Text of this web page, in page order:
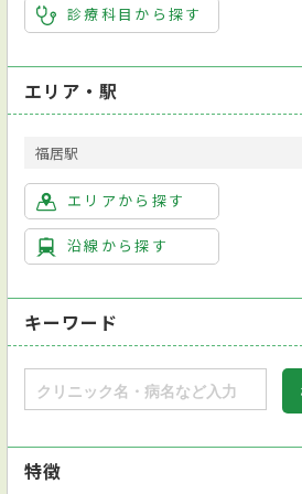
診療科目から探す
エリア・駅
福居駅
エリアから探す
沿線から探す
キーワード
特徴